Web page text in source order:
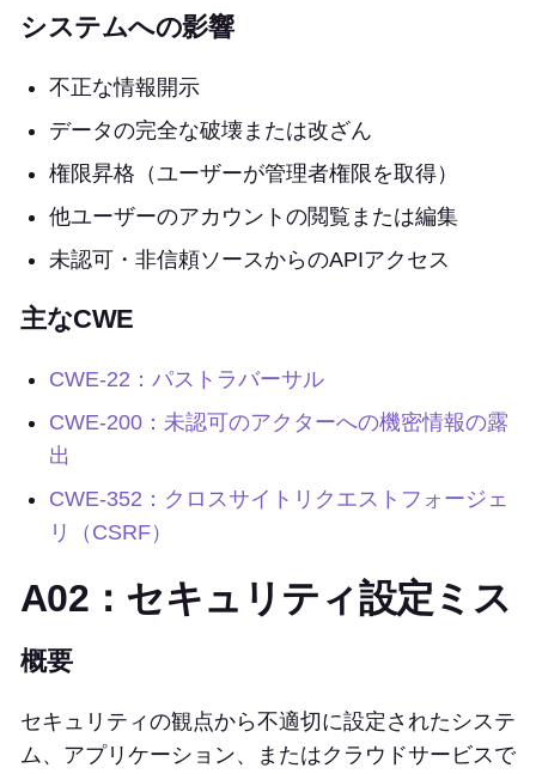
システムへの影響
不正な情報開示
データの完全な破壊または改ざん
権限昇格（ユーザーが管理者権限を取得）
他ユーザーのアカウントの閲覧または編集
未認可・非信頼ソースからのAPIアクセス
主なCWE
CWE-22：パストラバーサル
CWE-200：未認可のアクターへの機密情報の露
出
CWE-352：クロスサイトリクエストフォージェ
リ（CSRF）
A02：セキュリティ設定ミス
概要
セキュリティの観点から不適切に設定されたシステ
ム、アプリケーション、またはクラウドサービスで